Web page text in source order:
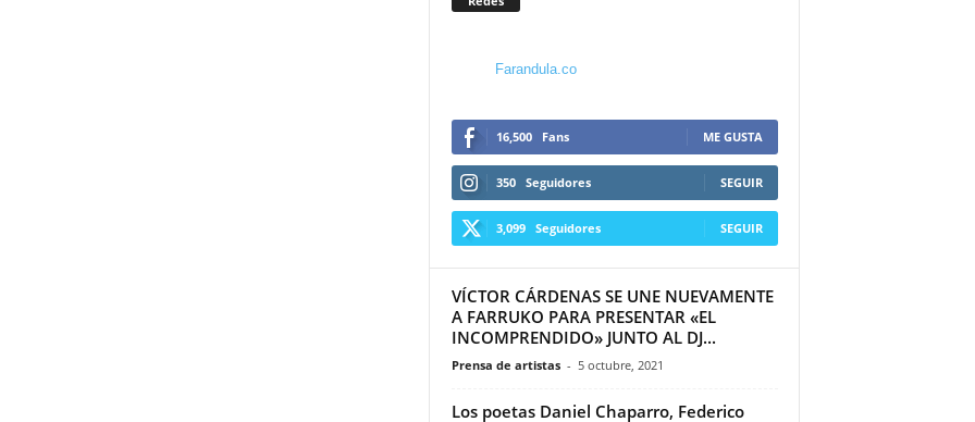
Farandula.co
16,500 Fans ME GUSTA
350 Seguidores SEGUIR
3,099 Seguidores SEGUIR
VÍCTOR CÁRDENAS SE UNE NUEVAMENTE
A FARRUKO PARA PRESENTAR «EL
INCOMPRENDIDO» JUNTO AL DJ...
Prensa de artistas - 5 octubre, 2021
Los poetas Daniel Chaparro, Federico